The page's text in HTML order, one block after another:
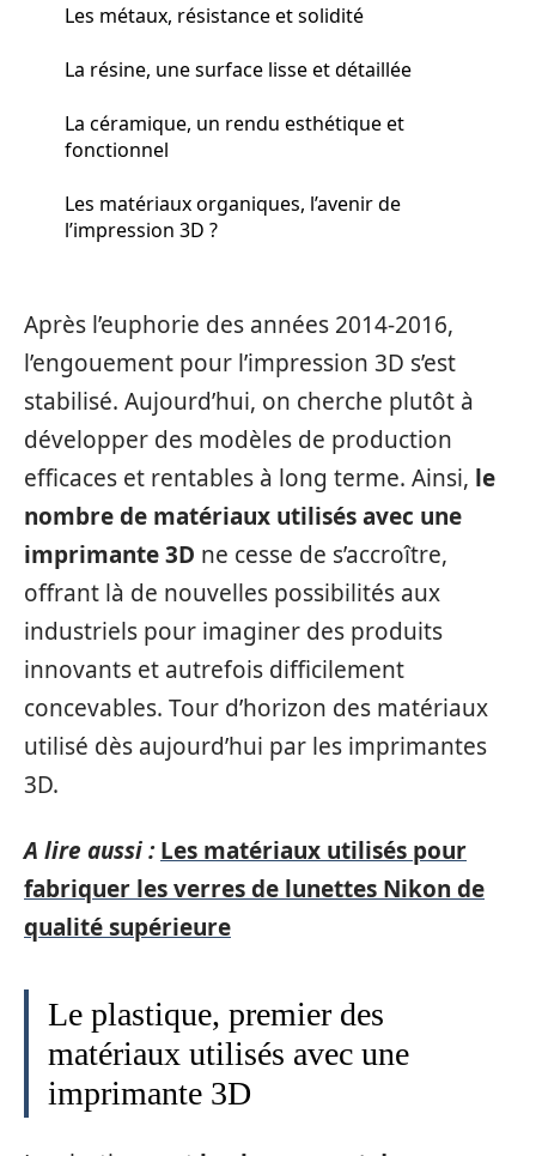
Les métaux, résistance et solidité
La résine, une surface lisse et détaillée
La céramique, un rendu esthétique et
fonctionnel
Les matériaux organiques, l’avenir de
l’impression 3D ?
Après l’euphorie des années 2014-2016,
l’engouement pour l’impression 3D s’est
stabilisé. Aujourd’hui, on cherche plutôt à
développer des modèles de production
efficaces et rentables à long terme. Ainsi, le
nombre de matériaux utilisés avec une
imprimante 3D ne cesse de s’accroître,
offrant là de nouvelles possibilités aux
industriels pour imaginer des produits
innovants et autrefois difficilement
concevables. Tour d’horizon des matériaux
utilisé dès aujourd’hui par les imprimantes
3D.
A lire aussi : Les matériaux utilisés pour
fabriquer les verres de lunettes Nikon de
qualité supérieure
Le plastique, premier des
matériaux utilisés avec une
imprimante 3D